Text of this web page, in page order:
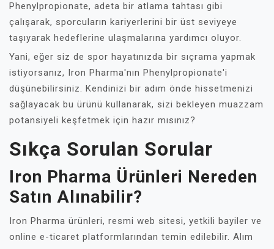
Phenylpropionate, adeta bir atlama tahtası gibi
çalışarak, sporcuların kariyerlerini bir üst seviyeye
taşıyarak hedeflerine ulaşmalarına yardımcı oluyor.
Yani, eğer siz de spor hayatınızda bir sıçrama yapmak
istiyorsanız, Iron Pharma'nın Phenylpropionate'i
düşünebilirsiniz. Kendinizi bir adım önde hissetmenizi
sağlayacak bu ürünü kullanarak, sizi bekleyen muazzam
potansiyeli keşfetmek için hazır mısınız?
Sıkça Sorulan Sorular
Iron Pharma Ürünleri Nereden
Satın Alınabilir?
Iron Pharma ürünleri, resmi web sitesi, yetkili bayiler ve
online e-ticaret platformlarından temin edilebilir. Alım